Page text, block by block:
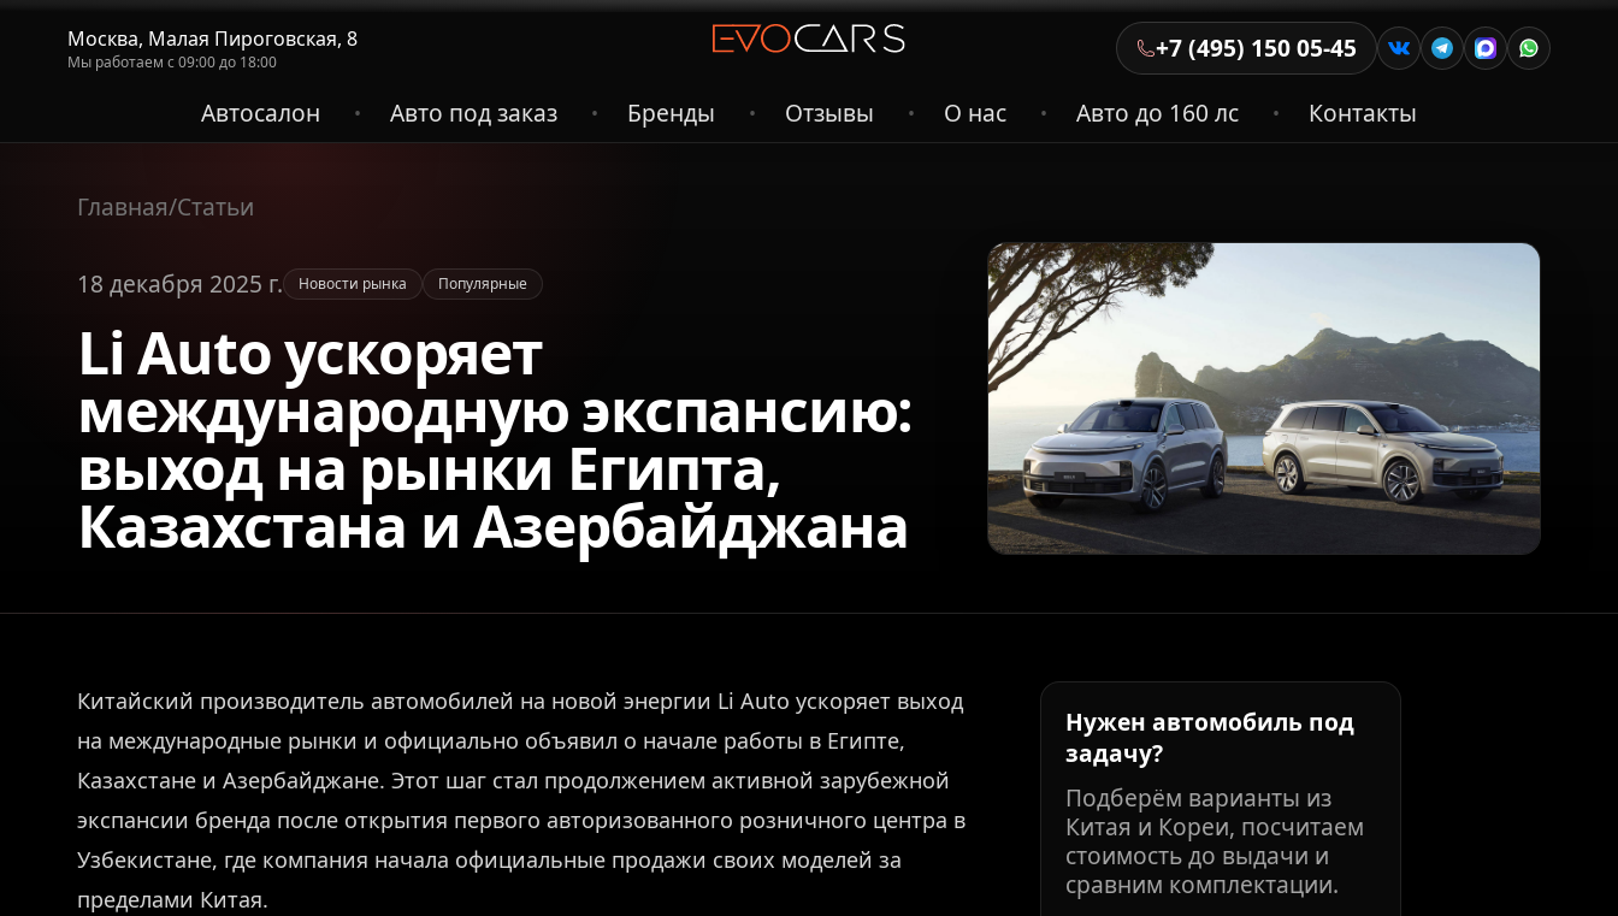
Москва, Малая Пироговская, 8
Мы работаем с 09:00 до 18:00
+7 (495) 150 05-45
Автосалон
• Авто под заказ • Бренды • Отзывы • О нас • Авто до 160 лс • Контакты
Главная/Статьи
18 декабря 2025 г. Новости рынка Популярные
Li Auto ускоряет
международную экспансию:
выход на рынки Египта,
Казахстана и Азербайджана
Китайский производитель автомобилей на новой энергии Li Auto ускоряет выход
на международные рынки и официально объявил о начале работы в Египте,
Казахстане и Азербайджане. Этот шаг стал продолжением активной зарубежной
экспансии бренда после открытия первого авторизованного розничного центра в
Узбекистане, где компания начала официальные продажи своих моделей за
пределами Китая.
Нужен автомобиль под
задачу?
Подберём варианты из
Китая и Кореи, посчитаем
стоимость до выдачи и
сравним комплектации.